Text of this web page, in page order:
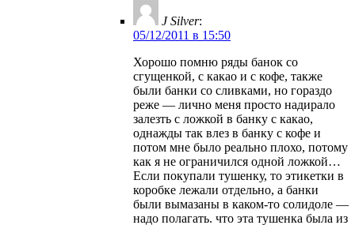
J Silver:
05/12/2011 в 15:50
Хорошо помню ряды банок со
сгущенкой, с какао и с кофе, также
были банки со сливками, но гораздо
реже — лично меня просто надирало
залезть с ложкой в банку с какао,
однажды так влез в банку с кофе и
потом мне было реально плохо, потому
как я не ограничился одной ложкой…
Если покупали тушенку, то этикетки в
коробке лежали отдельно, а банки
были вымазаны в каком-то солидоле —
надо полагать. что эта тушенка была из